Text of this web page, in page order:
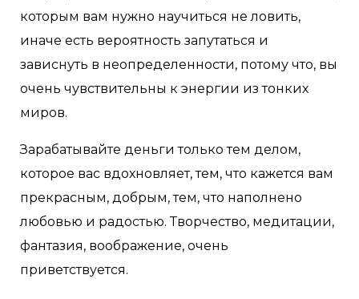
которым вам нужно научиться не ловить,
иначе есть вероятность запутаться и
зависнуть в неопределенности, потому что, вы
очень чувствительны к энергии из тонких
миров.
Зарабатывайте деньги только тем делом,
которое вас вдохновляет, тем, что кажется вам
прекрасным, добрым, тем, что наполнено
любовью и радостью. Творчество, медитации,
фантазия, воображение, очень
приветствуется.